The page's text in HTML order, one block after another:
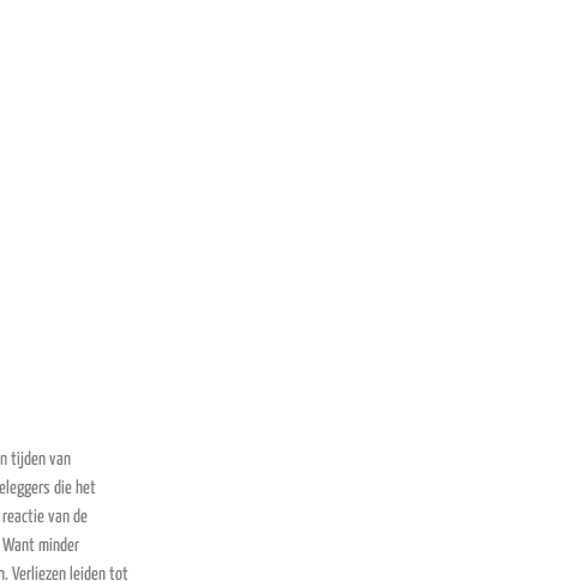
tijden van
die het
van de
minder
Verliezen leiden tot